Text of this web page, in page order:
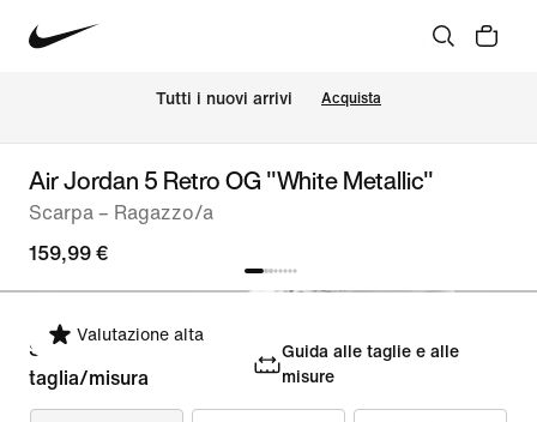
Tutti i nuovi arrivi Acquista
Air Jordan 5 Retro OG "White Metallic"
Scarpa – Ragazzo/a
159,99 €
Valutazione alta
Seleziona la
taglia/misura
Guida alle taglie e alle
misure